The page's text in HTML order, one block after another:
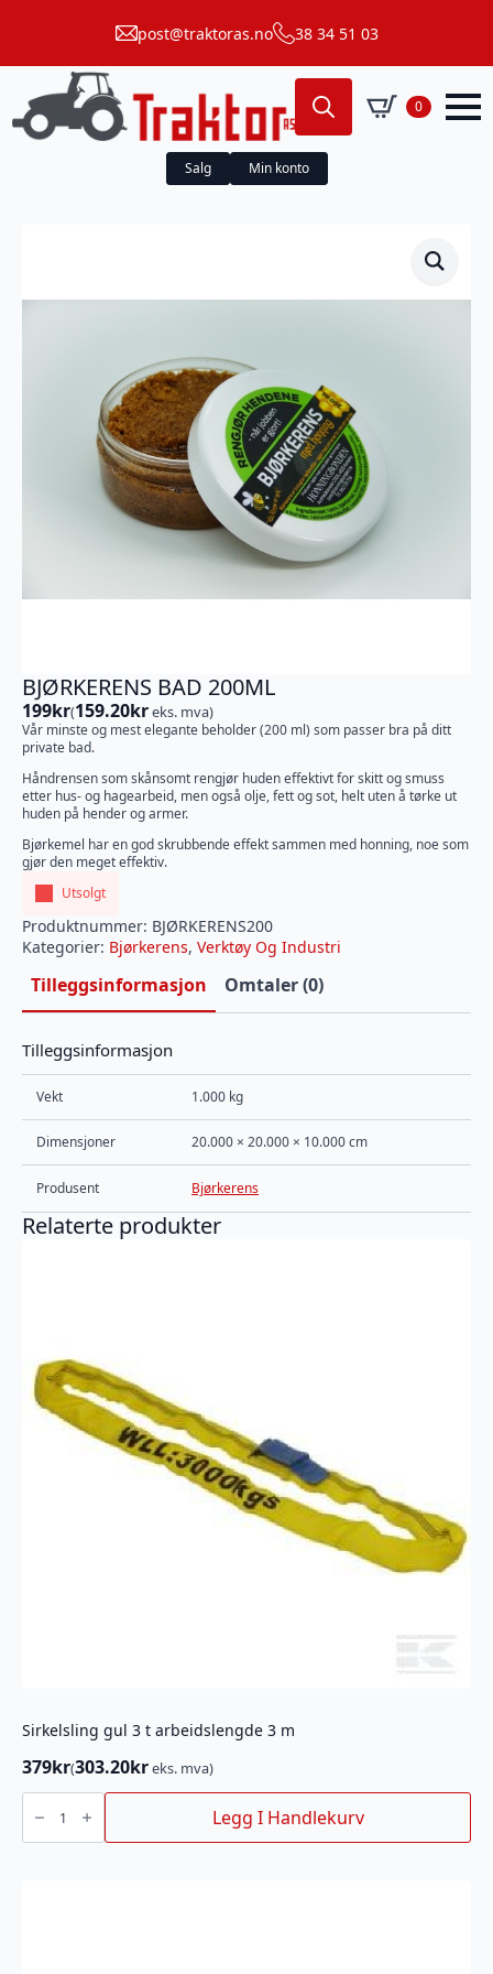
post@traktoras.no 38 34 51 03
Search
for:
0
Salg Min konto
BJØRKERENS BAD 200ML
199kr(159.20kreks. mva)
Vår minste og mest elegante beholder (200 ml) som passer bra på ditt
private bad.
Håndrensen som skånsomt rengjør huden effektivt for skitt og smuss
etter hus- og hagearbeid, men også olje, fett og sot, helt uten å tørke ut
huden på hender og armer.
Bjørkemel har en god skrubbende effekt sammen med honning, noe som
gjør den meget effektiv.
Utsolgt
Produktnummer: BJØRKERENS200
Kategorier: Bjørkerens, Verktøy Og Industri
Tilleggsinformasjon Omtaler (0)
Tilleggsinformasjon
Vekt 1.000 kg
Dimensjoner 20.000 × 20.000 × 10.000 cm
Produsent Bjørkerens
Relaterte produkter
Sirkelsling gul 3 t arbeidslengde 3 m
379kr(303.20kreks. mva)
Sirkelsling
t
Legg I Handlekurv